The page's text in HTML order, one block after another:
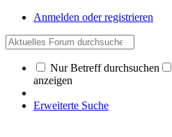
Anmelden oder registrieren
Nur Betreff durchsuchen
anzeigen
Erweiterte Suche